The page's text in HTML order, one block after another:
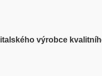
italského výrobce